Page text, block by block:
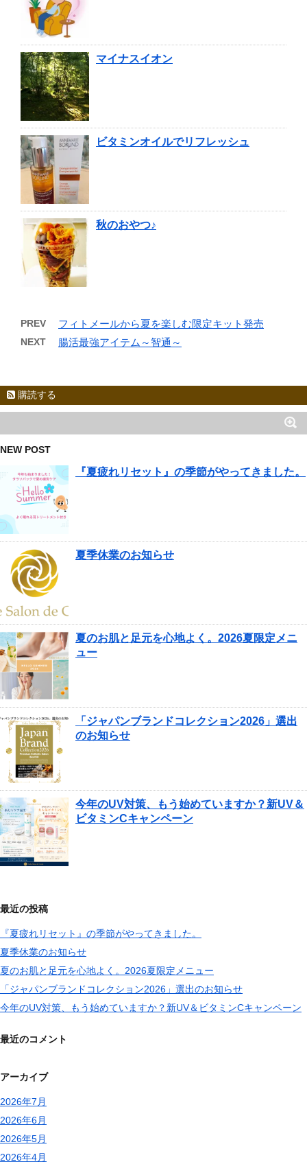
マイナスイオン
ビタミンオイルでリフレッシュ
秋のおやつ♪
PREV フィトメールから夏を楽しむ限定キット発売
NEXT 腸活最強アイテム～智通～
購読する
NEW POST
『夏疲れリセット』の季節がやってきました。
夏季休業のお知らせ
夏のお肌と足元を心地よく。2026夏限定メニ
ュー
「ジャパンブランドコレクション2026」選出
のお知らせ
今年のUV対策、もう始めていますか？新UV＆
ビタミンCキャンペーン
最近の投稿
『夏疲れリセット』の季節がやってきました。
夏季休業のお知らせ
夏のお肌と足元を心地よく。2026夏限定メニュー
「ジャパンブランドコレクション2026」選出のお知らせ
今年のUV対策、もう始めていますか？新UV＆ビタミンCキャンペーン
最近のコメント
アーカイブ
2026年7月
2026年6月
2026年5月
2026年4月